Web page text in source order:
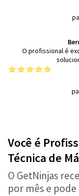
O profissional é
Você é
Técnica de
O GetNinjas
por mês e